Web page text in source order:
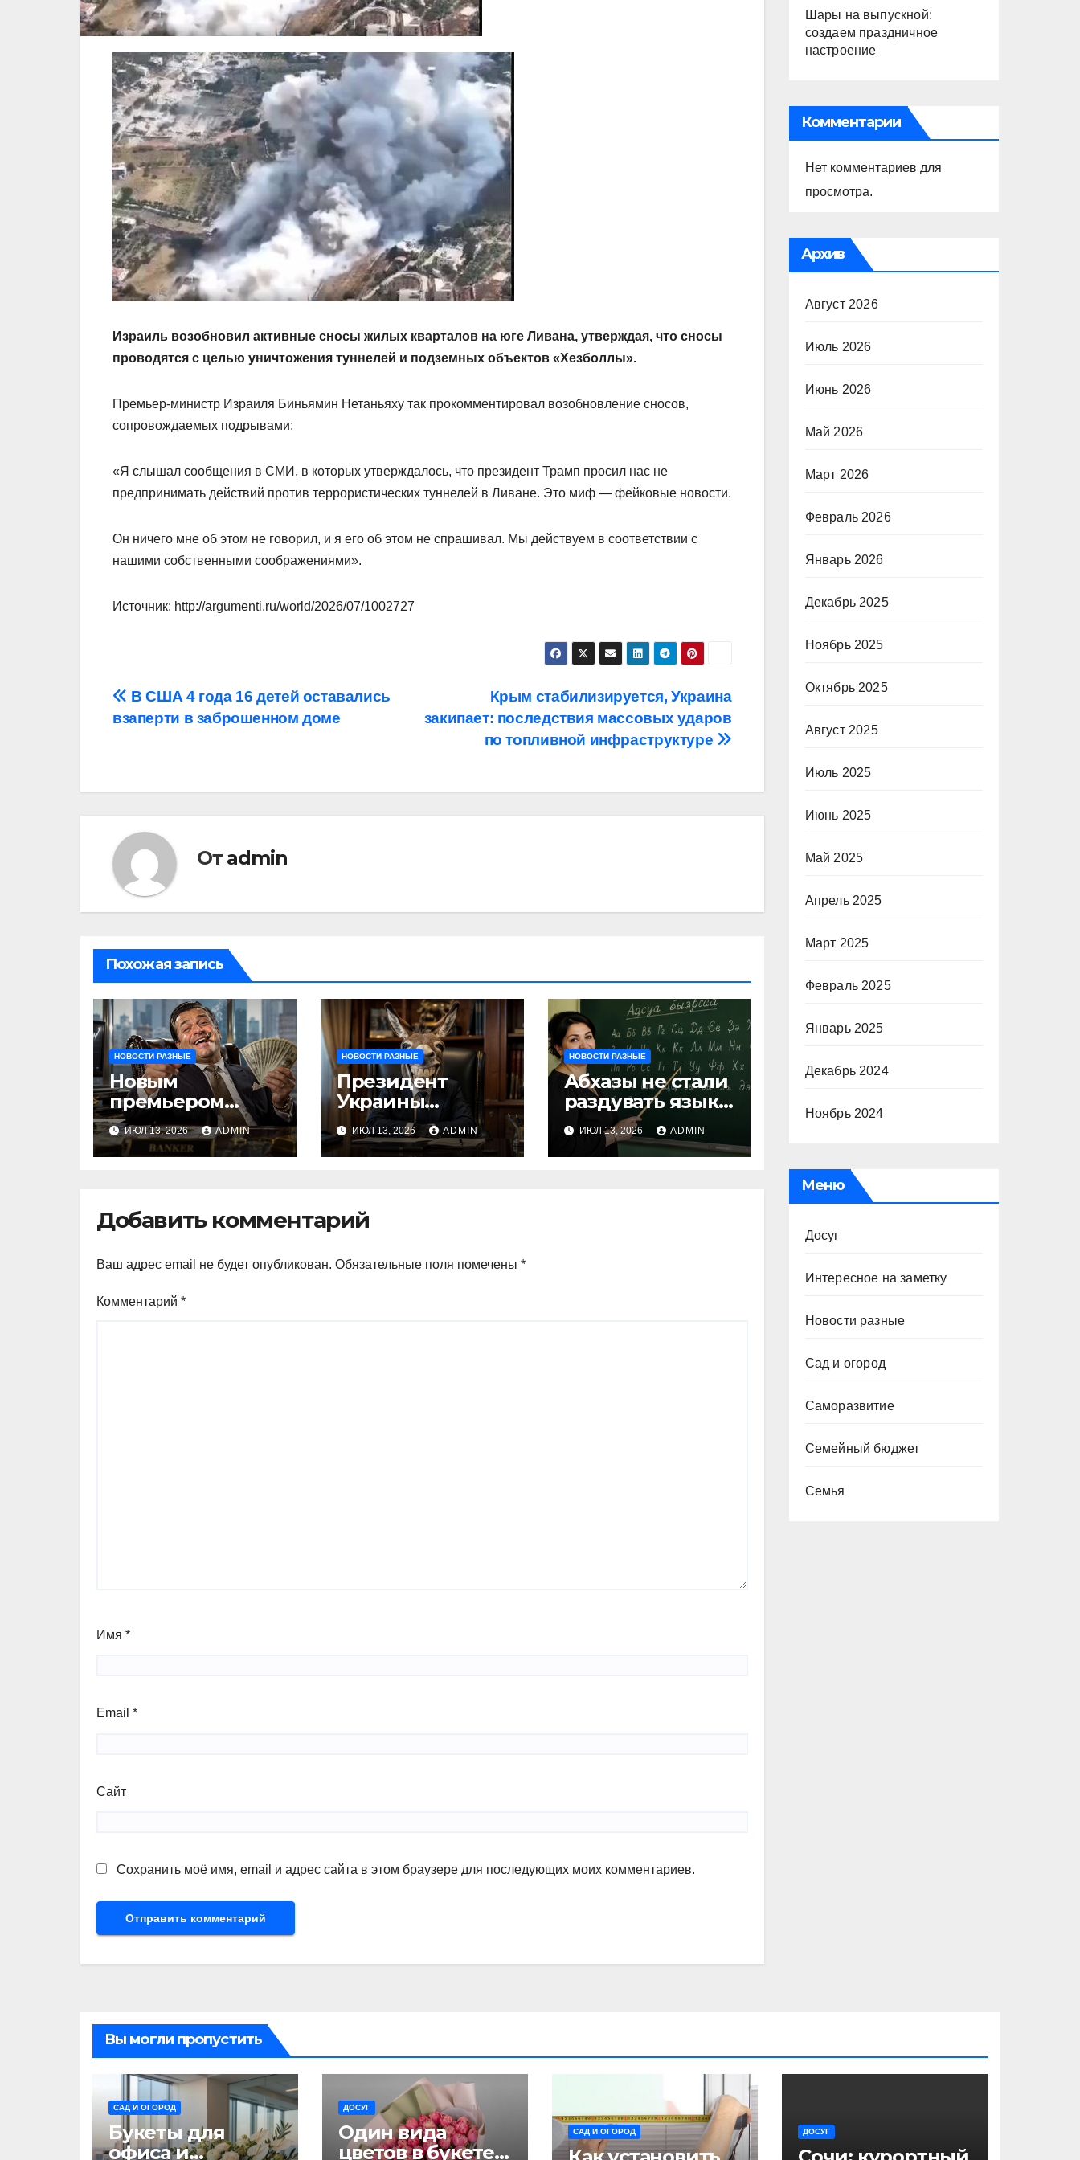
Израиль возобновил активные сносы жилых кварталов на юге Ливана, утверждая, что сносы
проводятся с целью уничтожения туннелей и подземных объектов «Хезболлы».
Премьер-министр Израиля Биньямин Нетаньяху так прокомментировал возобновление сносов,
сопровождаемых подрывами:
«Я слышал сообщения в СМИ, в которых утверждалось, что президент Трамп просил нас не
предпринимать действий против террористических туннелей в Ливане. Это миф — фейковые новости.
Он ничего мне об этом не говорил, и я его об этом не спрашивал. Мы действуем в соответствии с
нашими собственными соображениями».
Источник: http://argumenti.ru/world/2026/07/1002727
Навигация
Крым стабилизируется, Украина
закипает: последствия массовых ударов
по топливной инфраструктуре
В США 4 года 16 детей оставались
взаперти в заброшенном доме
От admin
Похожая запись
НОВОСТИ РАЗНЫЕ
Новым
премьером
Молдовы может
стать банкир из
Украины Василе
ИЮЛ 13, 2026 ADMIN
НОВОСТИ РАЗНЫЕ
Президент
Украины
назначает
премьер-
министра
ИЮЛ 13, 2026 ADMIN
НОВОСТИ РАЗНЫЕ
Абхазы не стали
раздувать язык
до проблемных
размеров
ИЮЛ 13, 2026 ADMIN
Добавить комментарий
Ваш адрес email не будет опубликован. Обязательные поля помечены *
Комментарий *
Имя *
Email *
Сайт
Сохранить моё имя, email и адрес сайта в этом браузере для последующих моих комментариев.
Шары на выпускной:
создаем праздничное
настроение
Комментарии
Нет комментариев для
просмотра.
Архив
Август 2026
Июль 2026
Июнь 2026
Май 2026
Март 2026
Февраль 2026
Январь 2026
Декабрь 2025
Ноябрь 2025
Октябрь 2025
Август 2025
Июль 2025
Июнь 2025
Май 2025
Апрель 2025
Март 2025
Февраль 2025
Январь 2025
Декабрь 2024
Ноябрь 2024
Меню
Досуг
Интересное на заметку
Новости разные
Сад и огород
Саморазвитие
Семейный бюджет
Семья
Вы могли пропустить
САД И ОГОРОД
Букеты для
офиса и
ДОСУГ
Один вида
цветов в букете:
САД И ОГОРОД ДОСУГ